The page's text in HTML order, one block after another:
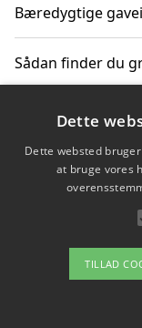
Bæredygtige
Sådan finder du
Hvordan
Om /
Dette
Dette websted
at bruge vores
TILLAD